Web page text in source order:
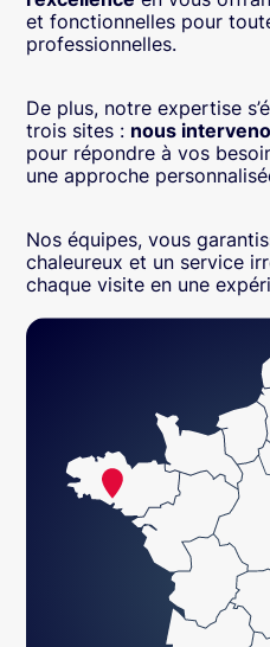
et fonctionnelles pour
professionnelles.
De plus, notre expertise
trois sites : nous
pour répondre à vos
une approche
Nos équipes, vous
chaleureux et un service
chaque visite en une